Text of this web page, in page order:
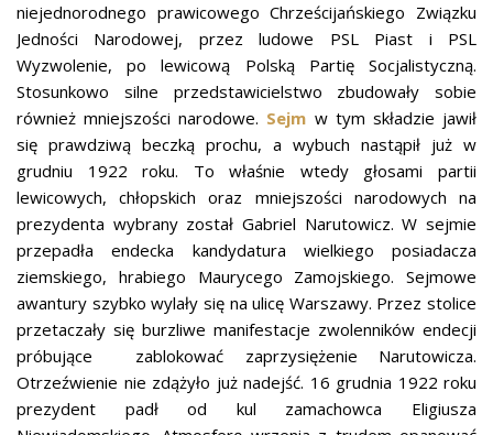
niejednorodnego prawicowego Chrześcijańskiego Związku
Jedności Narodowej, przez ludowe PSL Piast i PSL
Wyzwolenie, po lewicową Polską Partię Socjalistyczną.
Stosunkowo silne przedstawicielstwo zbudowały sobie
również mniejszości narodowe. Sejm w tym składzie jawił
się prawdziwą beczką prochu, a wybuch nastąpił już w
grudniu 1922 roku. To właśnie wtedy głosami partii
lewicowych, chłopskich oraz mniejszości narodowych na
prezydenta wybrany został Gabriel Narutowicz. W sejmie
przepadła endecka kandydatura wielkiego posiadacza
ziemskiego, hrabiego Maurycego Zamojskiego. Sejmowe
awantury szybko wylały się na ulicę Warszawy. Przez stolice
przetaczały się burzliwe manifestacje zwolenników endecji
próbujące zablokować zaprzysiężenie Narutowicza.
Otrzeźwienie nie zdążyło już nadejść. 16 grudnia 1922 roku
prezydent padł od kul zamachowca Eligiusza